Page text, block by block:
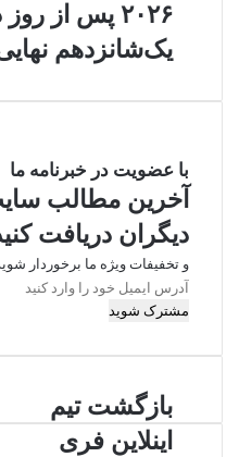
۲۰۲۶ پس از
یک‌شانزدهم
با عضویت در خبرنامه ما
آخرین مطالب
دیگران دریافت
و تخفیفات ویژه ما برخوردار
آدرس
ایمیل
را
بازگشت تیم
اینلاین فری